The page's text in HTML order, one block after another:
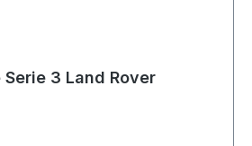
3 Land Rover